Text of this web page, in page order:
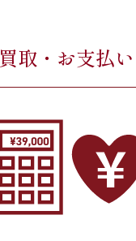
買取・お支払い